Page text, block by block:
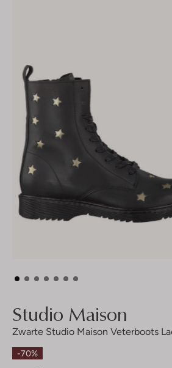
Studio Maison
Zwarte Studio Maison Veterboots
-70%